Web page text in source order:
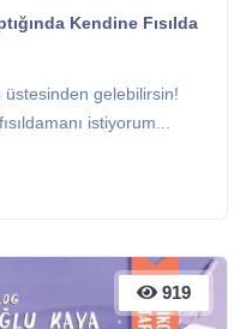
Kendine Fısılda
üstesinden gelebilirsin!
istiyorum...
919
919